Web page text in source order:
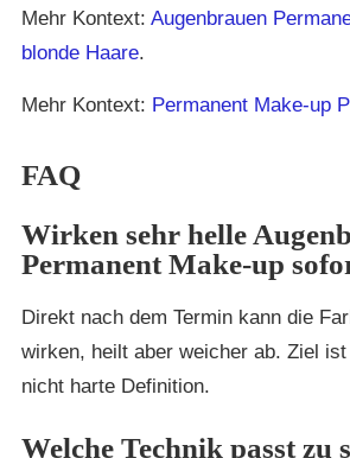
Mehr Kontext: Augenbrauen
blonde Haare.
Mehr Kontext: Permanent Make-up
FAQ
Wirken sehr helle
Permanent Make-up
Direkt nach dem Termin kann die
wirken, heilt aber weicher ab. Ziel
nicht harte Definition.
Welche Technik passt zu